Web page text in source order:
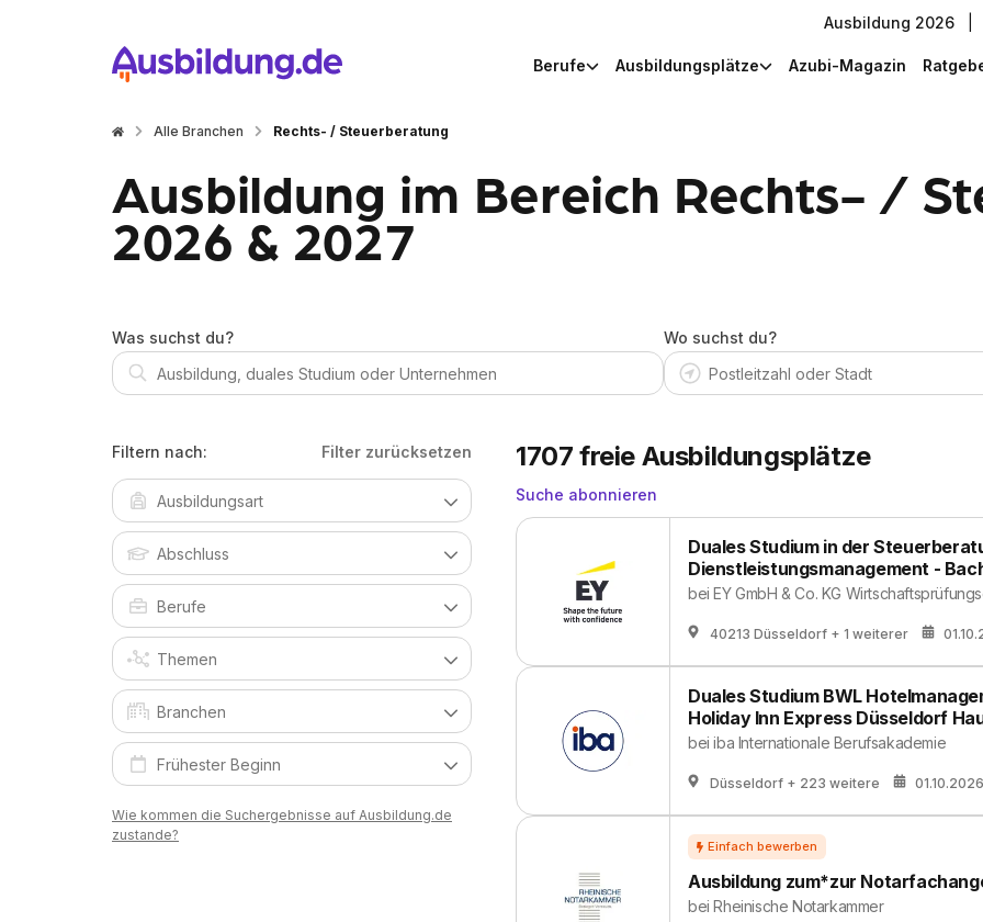
Ausbildung 2026
Berufe Ausbildungsplätze Azubi-Magazin
Alle Branchen Rechts- / Steuerberatung
Ausbildung im Bereich Rechts- /
2026 & 2027
Was suchst du? Wo suchst du?
Filtern nach: Filter zurücksetzen
Wie kommen die Suchergebnisse auf Ausbildung.de
zustande?
1707 freie Ausbildungsplätze
Suche abonnieren
Duales Studium in der
Dienstleistungsmanagement -
beiEY GmbH & Co. KG
40213 Düsseldorf + 1 weiterer
Duales Studium BWL
Holiday Inn Express Düsseldorf
beiiba Internationale Berufsakademie
Düsseldorf + 223 weitere 01.10.2026
Ausbildung zum*zur
beiRheinische Notarkammer